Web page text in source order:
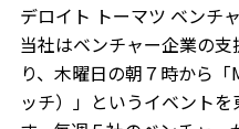
デロイト トーマツ ベンチ
当社はベンチャー企業の
り、木曜日の朝７時から
ッチ）」というイベント